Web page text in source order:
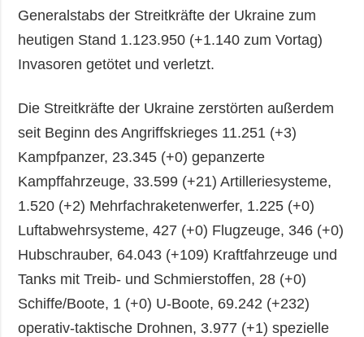
Generalstabs der Streitkräfte der Ukraine zum
heutigen Stand 1.123.950 (+1.140 zum Vortag)
Invasoren getötet und verletzt.
Die Streitkräfte der Ukraine zerstörten außerdem
seit Beginn des Angriffskrieges 11.251 (+3)
Kampfpanzer, 23.345 (+0) gepanzerte
Kampffahrzeuge, 33.599 (+21) Artilleriesysteme,
1.520 (+2) Mehrfachraketenwerfer, 1.225 (+0)
Luftabwehrsysteme, 427 (+0) Flugzeuge, 346 (+0)
Hubschrauber, 64.043 (+109) Kraftfahrzeuge und
Tanks mit Treib- und Schmierstoffen, 28 (+0)
Schiffe/Boote, 1 (+0) U-Boote, 69.242 (+232)
operativ-taktische Drohnen, 3.977 (+1) spezielle